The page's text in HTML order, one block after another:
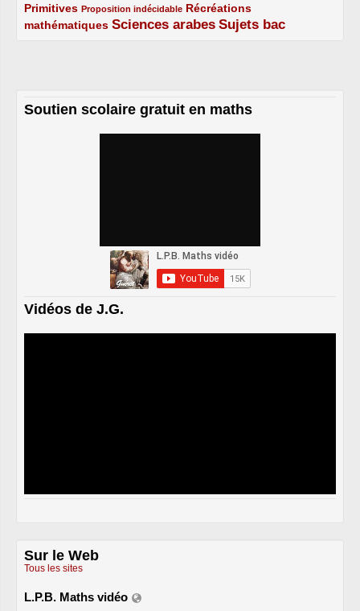
Primitives
2/5 Proposition indécidable
1/5
Récréations
mathématiques
2/5 Sciences arabes
3/5 Sujets bac
3/5
Soutien scolaire gratuit en maths
Vidéos de J.G.
Sur le Web
Tous les sites
L.P.B. Maths vidéo